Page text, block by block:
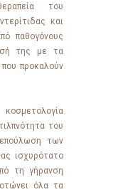
του
και
παθογόνους
της με τα
που προκαλούν
του
των
ισχυρότατο
τη γήρανση
όλα τα